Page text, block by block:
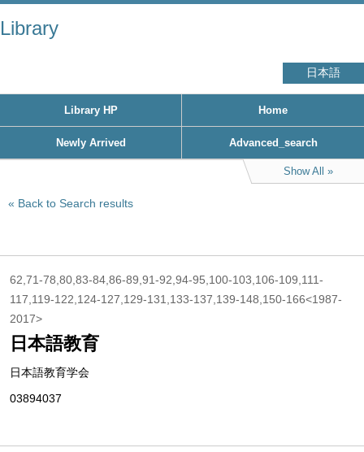
Library
日本語
Library HP Home
Newly Arrived Advanced_search
Show All
Back to Search results
62,71-78,80,83-84,86-89,91-92,94-95,100-103,106-109,111-
117,119-122,124-127,129-131,133-137,139-148,150-166<1987-
2017>
日本語教育
日本語教育学会
03894037